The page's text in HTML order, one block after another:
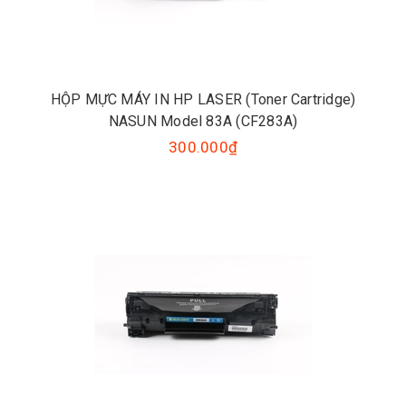
HỘP MỰC MÁY IN HP LASER (Toner Cartridge)
NASUN Model 83A (CF283A)
300.000₫